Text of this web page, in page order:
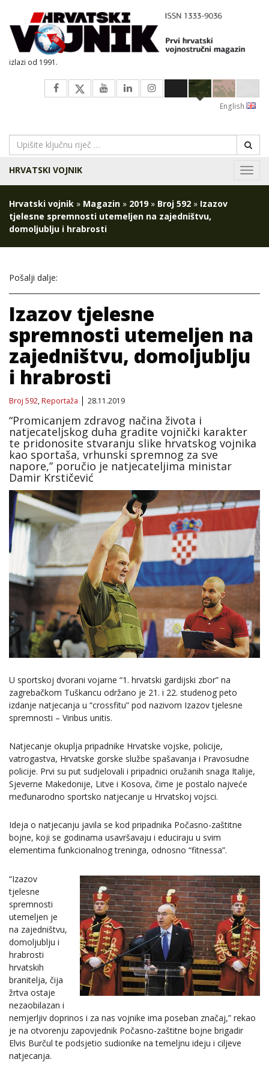
izlazi od 1991.
English
HRVATSKI VOJNIK
Hrvatski vojnik » Magazin » 2019» Broj 592 » Izazov
tjelesne spremnosti utemeljen na zajedništvu,
domoljublju i hrabrosti
Pošalji dalje:
Izazov tjelesne
spremnosti utemeljen na
zajedništvu, domoljublju
i hrabrosti
Broj 592,Reportaža 28.11.2019
“Promicanjem zdravog načina života i
natjecateljskog duha gradite vojnički karakter
te pridonosite stvaranju slike hrvatskog vojnika
kao sportaša, vrhunski spremnog za sve
napore,” poručio je natjecateljima ministar
Damir Krstičević
U sportskoj dvorani vojarne “1. hrvatski gardijski zbor” na
zagrebačkom Tuškancu održano je 21. i 22. studenog peto
izdanje natjecanja u “crossfitu” pod nazivom Izazov tjelesne
spremnosti – Viribus unitis.
Natjecanje okuplja pripadnike Hrvatske vojske, policije,
vatrogastva, Hrvatske gorske službe spašavanja i Pravosudne
policije. Prvi su put sudjelovali i pripadnici oružanih snaga Italije,
Sjeverne Makedonije, Litve i Kosova, čime je postalo najveće
međunarodno sportsko natjecanje u Hrvatskoj vojsci.
Ideja o natjecanju javila se kod pripadnika Počasno-zaštitne
bojne, koji se godinama usavršavaju i educiraju u svim
elementima funkcionalnog treninga, odnosno “fitnessa”.
“Izazov
tjelesne
spremnosti
utemeljen je
na zajedništvu,
domoljublju i
hrabrosti
hrvatskih
branitelja, čija
žrtva ostaje
nezaobilazan i
nemjerljiv doprinos i za nas vojnike ima poseban značaj,” rekao
je na otvorenju zapovjednik Počasno-zaštitne bojne brigadir
Elvis Burčul te podsjetio sudionike na temeljnu ideju i ciljeve
natjecanja.